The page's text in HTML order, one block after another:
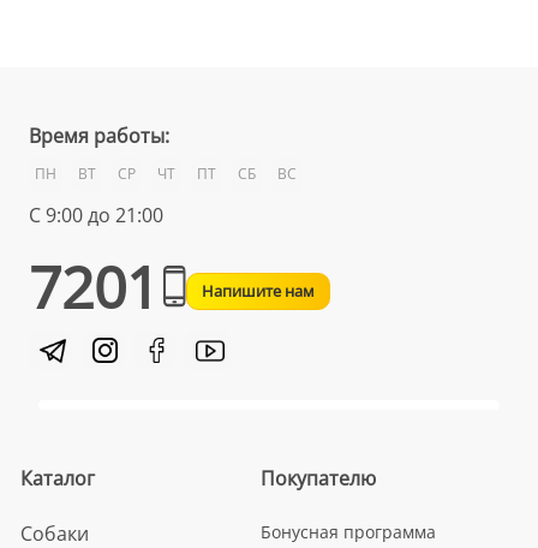
Время работы:
ПН ВТ СР ЧТ ПТ СБ ВС
С 9:00 до 21:00
7201 Напишите нам
Каталог
Собаки
Покупателю
Бонусная программа